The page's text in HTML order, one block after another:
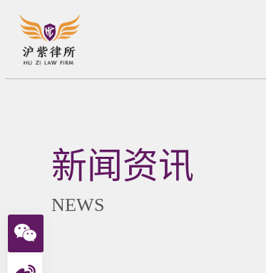
新闻资讯
NEWS